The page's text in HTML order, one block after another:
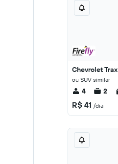
Chevrolet Trax
ou SUV similar
4 2
R$ 41 /dia